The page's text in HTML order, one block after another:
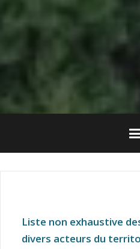
Liste non exhaustive
divers acteurs du